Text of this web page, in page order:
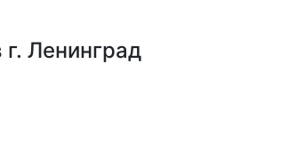
Ленинград